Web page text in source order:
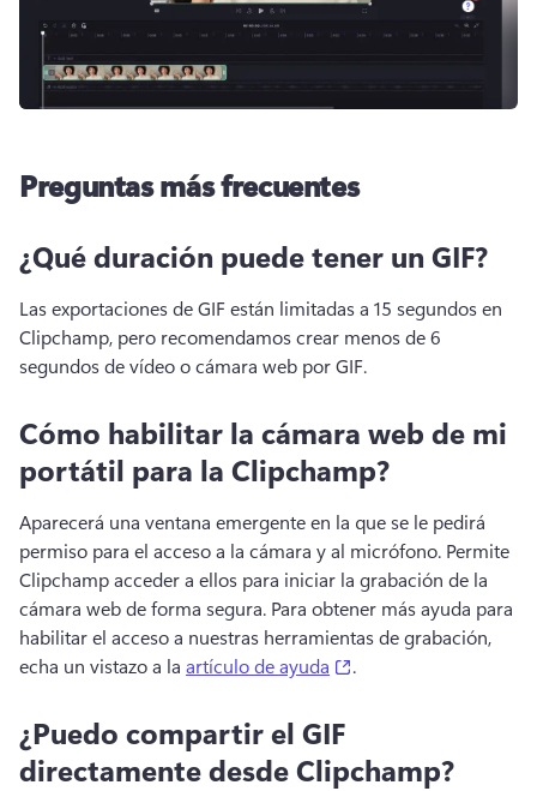
Preguntas más frecuentes
¿Qué duración puede tener un GIF?
Las exportaciones de GIF están limitadas a 15 segundos en
Clipchamp, pero recomendamos crear menos de 6
segundos de vídeo o cámara web por GIF.
Cómo habilitar la cámara web de mi
portátil para la Clipchamp?
Aparecerá una ventana emergente en la que se le pedirá
permiso para el acceso a la cámara y al micrófono. Permite
Clipchamp acceder a ellos para iniciar la grabación de la
cámara web de forma segura. Para obtener más ayuda para
habilitar el acceso a nuestras herramientas de grabación,
echa un vistazo a la artículo de ayuda .
¿Puedo compartir el GIF
directamente desde Clipchamp?